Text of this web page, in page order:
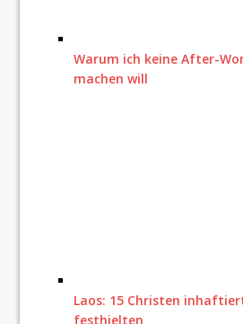
Warum ich keine After-
machen will
Laos: 15 Christen
festhielten